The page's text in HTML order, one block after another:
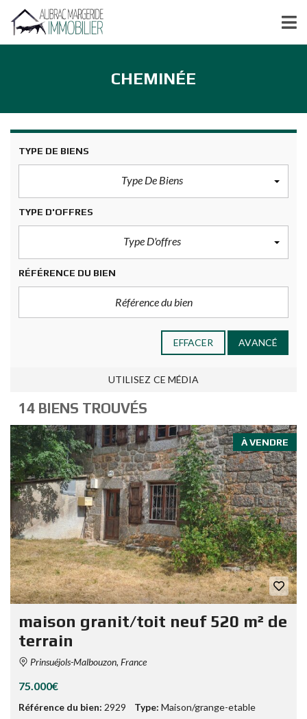
CHEMINÉE
TYPE DE BIENS
Type De Biens
TYPE D'OFFRES
Type D'offres
RÉFÉRENCE DU BIEN
EFFACER AVANCÉ
UTILISEZ CE MÉDIA
14 BIENS TROUVÉS
À VENDRE
maison granit/toit neuf 520 m² de
terrain
Prinsuéjols-Malbouzon, France
75.000€
Référence du bien: 2929 Type: Maison/grange-etable